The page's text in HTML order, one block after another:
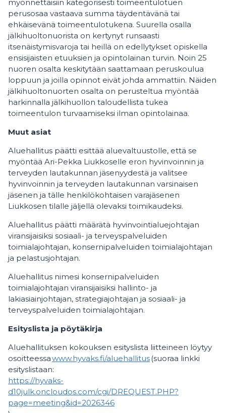
myönnettäisiin kategorisesti toimeentulotuen
perusosaa vastaava summa täydentävänä tai
ehkäisevänä toimeentulotukena. Suurella osalla
jälkihuoltonuorista on kertynyt runsaasti
itsenäistymisvaroja tai heillä on edellytykset opiskella
ensisijaisten etuuksien ja opintolainan turvin. Noin 25
nuoren osalta keskitytään saattamaan peruskoulua
loppuun ja joilla opinnot eivät johda ammattiin. Näiden
jälkihuoltonuorten osalta on perusteltua myöntää
harkinnalla jälkihuollon taloudellista tukea
toimeentulon turvaamiseksi ilman opintolainaa.
Muut asiat
Aluehallitus päätti esittää aluevaltuustolle, että se
myöntää Ari-Pekka Liukkoselle eron hyvinvoinnin ja
terveyden lautakunnan jäsenyydestä ja valitsee
hyvinvoinnin ja terveyden lautakunnan varsinaisen
jäsenen ja tälle henkilökohtaisen varajäsenen
Liukkosen tilalle jäljellä olevaksi toimikaudeksi.
Aluehallitus päätti määrätä hyvinvointialuejohtajan
viransijaisiksi sosiaali- ja terveyspalveluiden
toimialajohtajan, konsernipalveluiden toimialajohtajan
ja pelastusjohtajan.
Aluehallitus nimesi konsernipalveluiden
toimialajohtajan viransijaisiksi hallinto- ja
lakiasiainjohtajan, strategiajohtajan ja sosiaali- ja
terveyspalveluiden toimialajohtajan.
Esityslista ja pöytäkirja
Aluehallituksen kokouksen esityslista liitteineen löytyy
osoitteessawww.hyvaks.fi/aluehallitus (suoraa linkki
esityslistaan:
https://hyvaks-
d10julk.oncloudos.com/cgi/DREQUEST.PHP?
page=meeting&id=2026346